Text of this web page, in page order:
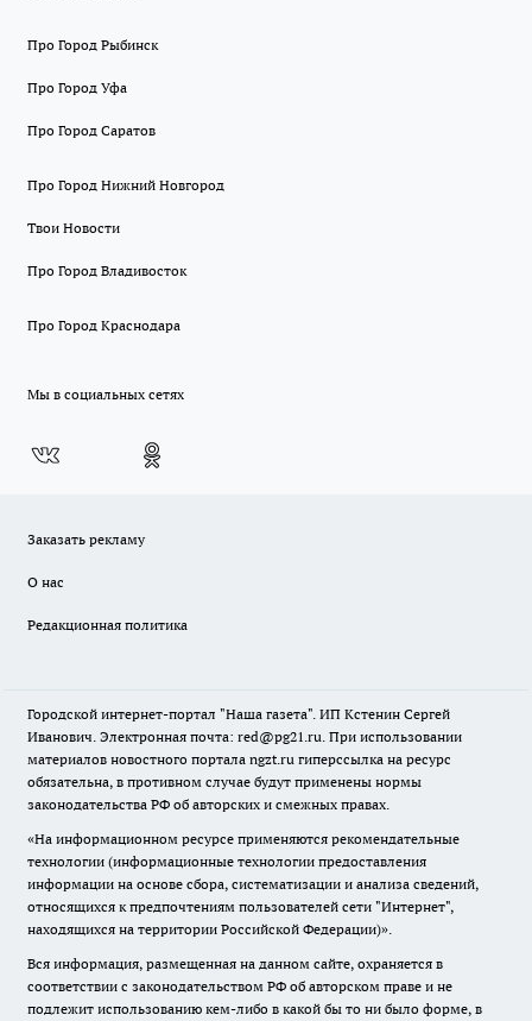
Про Город Рыбинск
Про Город Уфа
Про Город Саратов
Про Город Нижний Новгород
Твои Новости
Про Город Владивосток
Про Город Краснодара
Мы в социальных сетях
Заказать рекламу
О нас
Редакционная политика
Городской интернет-портал "Наша газета". ИП Кстенин Сергей
Иванович. Электронная почта: red@pg21.ru. При использовании
материалов новостного портала ngzt.ru гиперссылка на ресурс
обязательна, в противном случае будут применены нормы
законодательства РФ об авторских и смежных правах.
«На информационном ресурсе применяются рекомендательные
технологии (информационные технологии предоставления
информации на основе сбора, систематизации и анализа сведений,
относящихся к предпочтениям пользователей сети "Интернет",
находящихся на территории Российской Федерации)».
Вся информация, размещенная на данном сайте, охраняется в
соответствии с законодательством РФ об авторском праве и не
подлежит использованию кем-либо в какой бы то ни было форме, в